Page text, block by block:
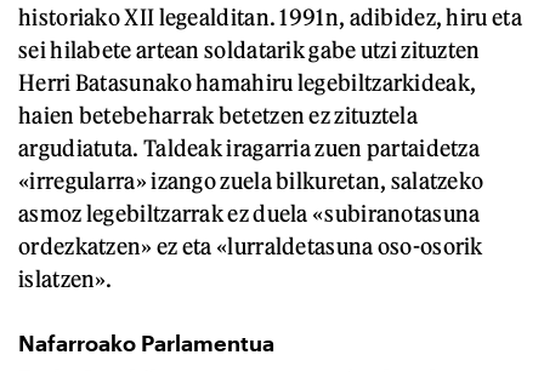
historiako XII legealditan. 1991n, adibidez, hiru eta
sei hilabete artean soldatarik gabe utzi zituzten
Herri Batasunako hamahiru legebiltzarkideak,
haien betebeharrak betetzen ez zituztela
argudiatuta. Taldeak iragarria zuen partaidetza
«irregularra» izango zuela bilkuretan, salatzeko
asmoz legebiltzarrak ez duela «subiranotasuna
ordezkatzen» ez eta «lurraldetasuna oso-osorik
islatzen».
Nafarroako Parlamentua